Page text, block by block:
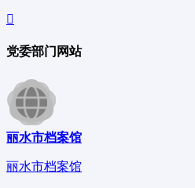
党委部门网站
丽水市档案馆
丽水市档案馆